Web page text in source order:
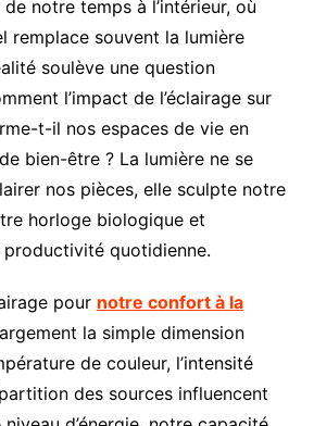
notre temps à l’intérieur, où
remplace souvent la lumière
soulève une question
l’impact de l’éclairage sur
t-il nos espaces de vie en
bien-être ? La lumière ne se
nos pièces, elle sculpte notre
horloge biologique et
quotidienne.
pour notre confort à la
la simple dimension
de couleur, l’intensité
des sources influencent